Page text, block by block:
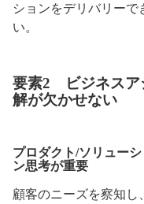
ションをデリバリー
い。
要素2 ビジネスア
解が欠かせない
プロダクト/ソリュー
ン思考が重要
顧客のニーズを察知し